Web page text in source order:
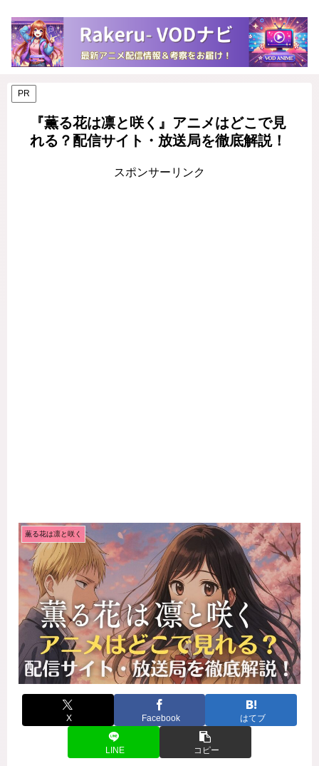
PR
『薫る花は凛と咲く』アニメはどこで見
れる？配信サイト・放送局を徹底解説！
スポンサーリンク
薫る花は凛と咲く
X Facebook はてブ
LINE コピー